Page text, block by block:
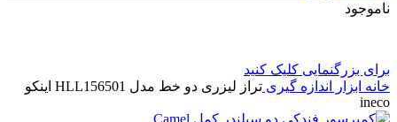
ناموجود
برای بزرگنمایی کلیک کنید
خانه ابزار اندازه گیری
تراز لیزری دو خط مدل HLL156501 اینکو
ineco